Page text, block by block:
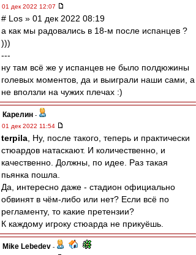
01 дек 2022 12:07
# Los » 01 дек 2022 08:19
а как мы радовались в 18-м после испанцев ?
)))
---
ну там всё же у испанцев не было полдюжины
голевых моментов, да и выиграли наши сами, а
не вползли на чужих плечах :)
Карелин -
01 дек 2022 11:54
terpila , Ну, после такого, теперь и практически
стюардов натаскают. И количественно, и
качественно. Должны, по идее. Раз такая
пьянка пошла.
Да, интересно даже - стадион официально
обвинят в чём-либо или нет? Если всё по
регламенту, то какие претензии?
К каждому игроку стюарда не прикуёшь.
Mike Lebedev -